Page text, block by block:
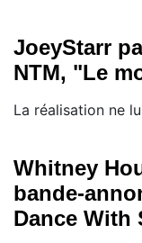
JoeyStarr
NTM, "Le
La réalisation ne
Whitney
bande-
Dance With